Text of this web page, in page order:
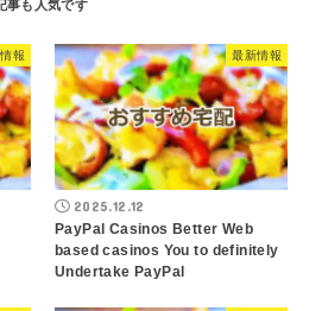
報 最新情報
2025.12.12
PayPal Casinos Better Web
based casinos You to definitely
Undertake PayPal